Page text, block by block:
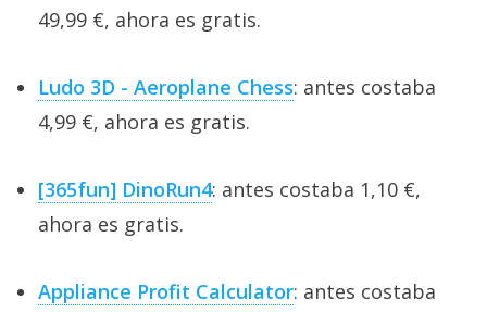
49,99 €, ahora es gratis.
Ludo 3D - Aeroplane Chess: antes costaba
4,99 €, ahora es gratis.
[365fun] DinoRun4: antes costaba 1,10 €,
ahora es gratis.
Appliance Profit Calculator: antes costaba